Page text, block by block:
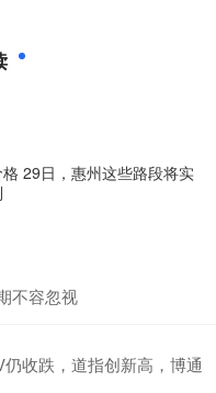
29日，惠州这些路段将实
不容忽视
收跌，道指创新高，博通